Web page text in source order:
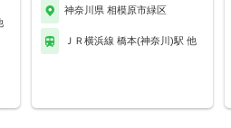
神奈川県 相模原市緑区
ＪＲ横浜線 橋本(神奈川)駅 他